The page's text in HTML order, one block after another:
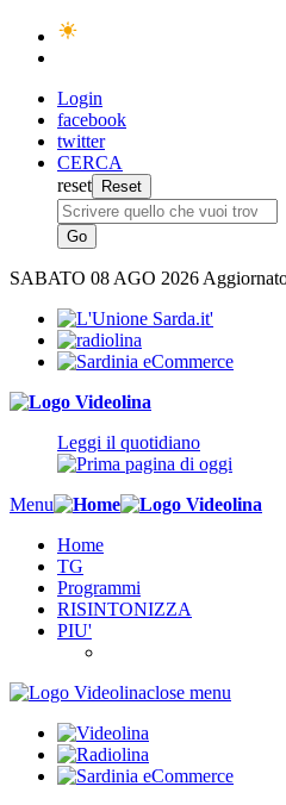
Login
facebook
twitter
CERCA
reset
SABATO 08 AGO 2026
Leggi il quotidiano
Menu
Home
TG
Programmi
RISINTONIZZA
PIU'
close menu